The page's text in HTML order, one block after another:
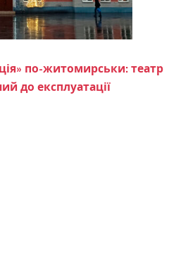
по-житомирськи: театр
до експлуатації